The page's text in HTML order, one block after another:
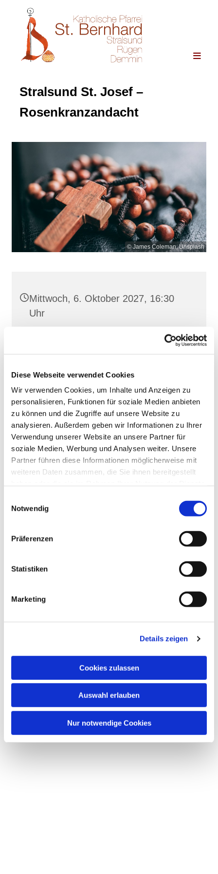
Diese Webseite verwendet Cookies
Wir verwenden Cookies, um Inhalte und Anzeigen zu
personalisieren, Funktionen für soziale Medien anbieten
zu können und die Zugriffe auf unsere Website zu
analysieren. Außerdem geben wir Informationen zu Ihrer
Verwendung unserer Website an unsere Partner für
soziale Medien, Werbung und Analysen weiter. Unsere
Partner führen diese Informationen möglicherweise mit
weiteren Daten zusammen, die Sie ihnen bereitgestellt
Notwendig
Präferenzen
Statistiken
Marketing
Details zeigen
Cookies zulassen
Auswahl erlauben
Nur notwendige Cookies
Stralsund St. Josef –
Rosenkranzandacht
© James Coleman, Unsplash
Mittwoch, 6. Oktober 2027, 16:30
Uhr
St. Josef, Stralsund, Jungfernstieg
3A, 18437 Stralsund